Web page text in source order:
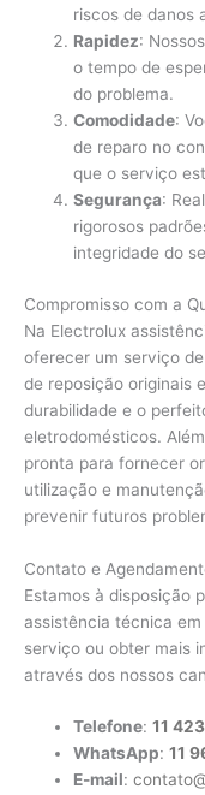
riscos de danos
Rapidez:
o tempo de
do problema.
Comodidade:
de reparo no
que o serviço
Segurança:
rigorosos
integridade do
Compromisso com a
Na Electrolux
oferecer um serviço
de reposição originais
durabilidade e o
eletrodomésticos.
pronta para fornecer
utilização e
prevenir futuros
Contato e
Estamos à disposição
assistência técnica
serviço ou obter mais
através dos nossos
Telefone:11
WhatsApp:11
E-mail: